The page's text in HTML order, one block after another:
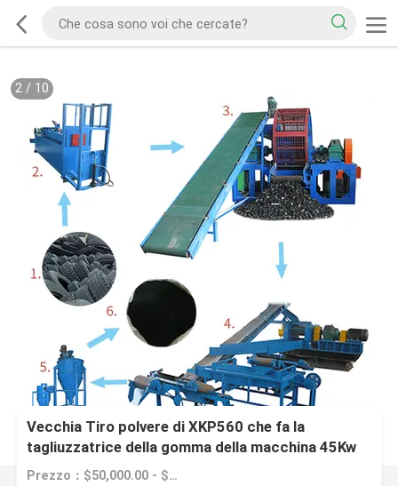
2/ 10
Vecchia Tiro polvere di XKP560 che fa la
tagliuzzatrice della gomma della macchina 45Kw
Prezzo：$50,000.00 - $80,000.00/sets